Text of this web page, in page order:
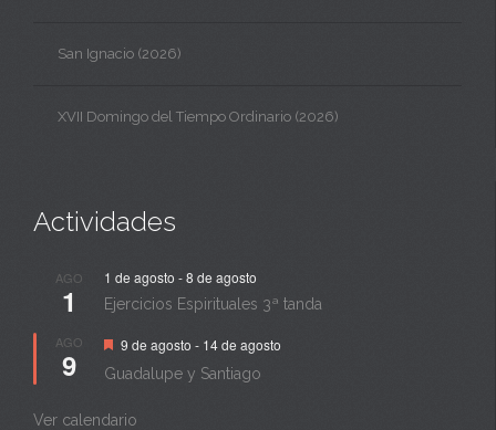
San Ignacio (2026)
XVII Domingo del Tiempo Ordinario (2026)
Actividades
AGO
1
1 de agosto -8 de agosto
Ejercicios Espirituales 3ª tanda
AGO
9
Destacado
9 de agosto - 14 de agosto
Guadalupe y Santiago
Ver calendario